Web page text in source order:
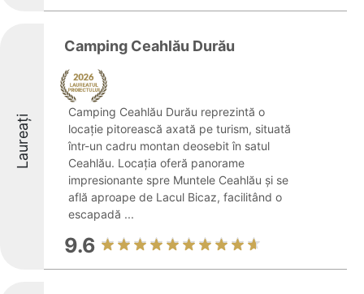
Laureați
Camping Ceahlău Durău
Camping Ceahlău Durău reprezintă o
locație pitorească axată pe turism, situată
într-un cadru montan deosebit în satul
Ceahlău. Locația oferă panorame
impresionante spre Muntele Ceahlău și se
află aproape de Lacul Bicaz, facilitând o
escapadă ...
9.6